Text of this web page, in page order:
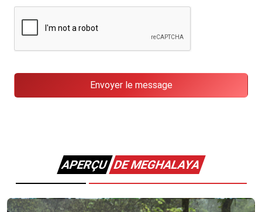
Envoyer le message
APERÇUDE MEGHALAYA